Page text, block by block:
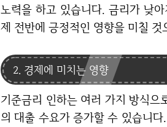
노력을 하고 있습니다. 금리가 낮
제 전반에 긍정적인 영향을 미칠 것
2. 경제에 미치는 영향
기준금리 인하는 여러 가지 방식으로 경제에 영향을 미칩니다. 첫째, 대출 금리가 낮아지면 가계와 기업
의 대출 수요가 증가할 수 있습니